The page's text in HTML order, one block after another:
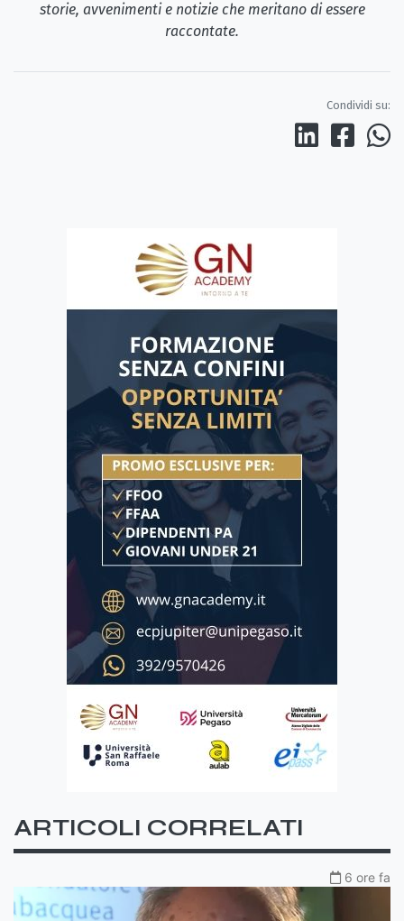
storie, avvenimenti e notizie che meritano di essere
raccontate.
Condividi su:
ARTICOLI CORRELATI
6 ore fa